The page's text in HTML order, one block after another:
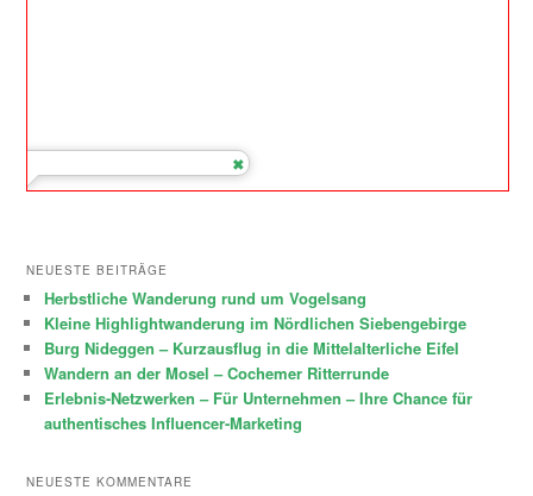
NEUESTE BEITRÄGE
Herbstliche Wanderung rund um Vogelsang
Kleine Highlightwanderung im Nördlichen Siebengebirge
Burg Nideggen – Kurzausflug in die Mittelalterliche Eifel
Wandern an der Mosel – Cochemer Ritterrunde
Erlebnis-Netzwerken – Für Unternehmen – Ihre Chance für
authentisches Influencer-Marketing
NEUESTE KOMMENTARE